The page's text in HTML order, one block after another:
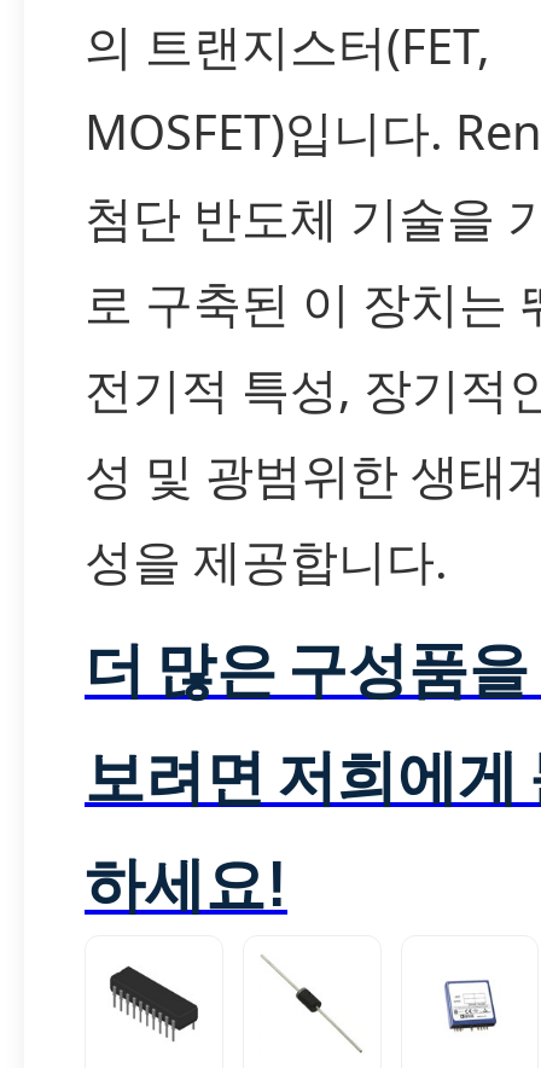
의 트랜지스터(FET,
MOSFET)입니다.
첨단 반도체 기술을
로 구축된 이 장치는
전기적 특성, 장기적
성 및 광범위한 생태
성을 제공합니다.
더 많은 구성품
보려면 저희에게
하세요!